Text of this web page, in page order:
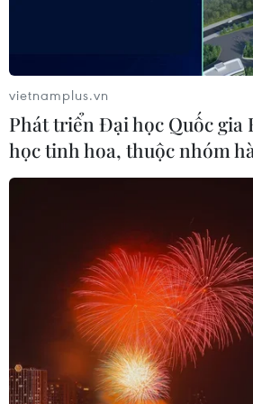
EU triển khai mạng vệ tinh riêng,
củng cố chủ quyền số
08/08/2026 04:15
Trung Quốc: E-Town Bắc Kinh
hướng tới trở thành trung tâm AI
toàn cầu năm 2030
08/08/2026 02:11
Việt Nam vượt xa mức trung bình
toàn cầu về ứng dụng AI trong
vietnamplus.vn
Phát triển Đại học Quốc gia
học tinh hoa, thuộc nhóm